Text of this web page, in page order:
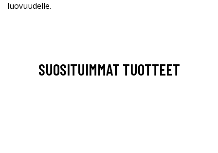
luovuudelle.
SUOSITUIMMAT TUOTTEET